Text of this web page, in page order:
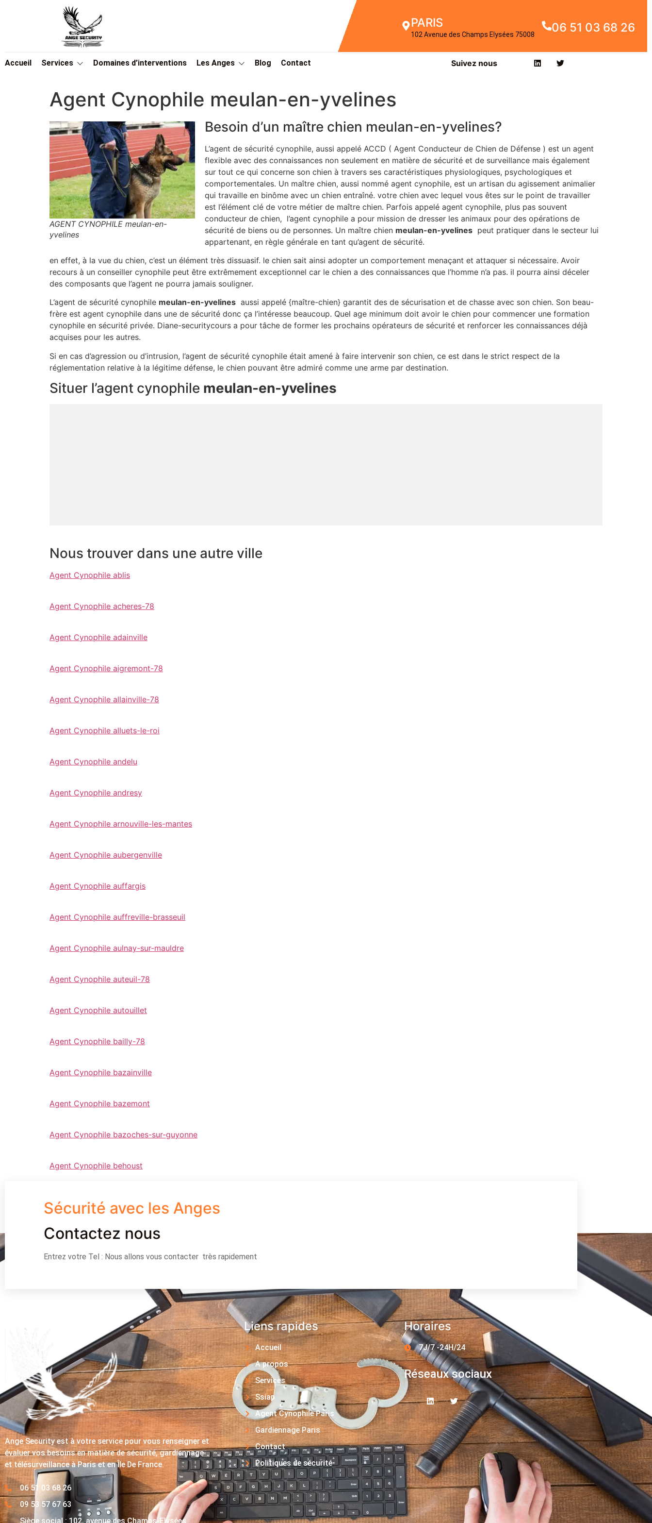
PARIS
102 Avenue des Champs Elysées 75008 06 51 03 68 26
Accueil Services Domaines d’interventions Les Anges Blog Contact Suivez nous
Agent Cynophile meulan-en-yvelines
AGENT CYNOPHILE meulan-en-
yvelines
Besoin d’un maître chien meulan-en-yvelines?
L’agent de sécurité cynophile, aussi appelé ACCD ( Agent Conducteur de Chien de Défense ) est un agent
flexible avec des connaissances non seulement en matière de sécurité et de surveillance mais également
sur tout ce qui concerne son chien à travers ses caractéristiques physiologiques, psychologiques et
comportementales. Un maître chien, aussi nommé agent cynophile, est un artisan du agissement animalier
qui travaille en binôme avec un chien entraîné. votre chien avec lequel vous êtes sur le point de travailler
est l’élément clé de votre métier de maître chien. Parfois appelé agent cynophile, plus pas souvent
conducteur de chien, l’agent cynophile a pour mission de dresser les animaux pour des opérations de
sécurité de biens ou de personnes. Un maître chien meulan-en-yvelines peut pratiquer dans le secteur lui
appartenant, en règle générale en tant qu’agent de sécurité.
en effet, à la vue du chien, c’est un élément très dissuasif. le chien sait ainsi adopter un comportement menaçant et attaquer si nécessaire. Avoir
recours à un conseiller cynophile peut être extrêmement exceptionnel car le chien a des connaissances que l’homme n’a pas. il pourra ainsi déceler
des composants que l’agent ne pourra jamais souligner.
L’agent de sécurité cynophile meulan-en-yvelines aussi appelé {maître-chien} garantit des de sécurisation et de chasse avec son chien. Son beau-
frère est agent cynophile dans une de sécurité donc ça l’intéresse beaucoup. Quel age minimum doit avoir le chien pour commencer une formation
cynophile en sécurité privée. Diane-securitycours a pour tâche de former les prochains opérateurs de sécurité et renforcer les connaissances déjà
acquises pour les autres.
Si en cas d’agression ou d’intrusion, l’agent de sécurité cynophile était amené à faire intervenir son chien, ce est dans le strict respect de la
réglementation relative à la légitime défense, le chien pouvant être admiré comme une arme par destination.
Situer l’agent cynophile meulan-en-yvelines
Nous trouver dans une autre ville
Agent Cynophile ablis
Agent Cynophile acheres-78
Agent Cynophile adainville
Agent Cynophile aigremont-78
Agent Cynophile allainville-78
Agent Cynophile alluets-le-roi
Agent Cynophile andelu
Agent Cynophile andresy
Agent Cynophile arnouville-les-mantes
Agent Cynophile aubergenville
Agent Cynophile auffargis
Agent Cynophile auffreville-brasseuil
Agent Cynophile aulnay-sur-mauldre
Agent Cynophile auteuil-78
Agent Cynophile autouillet
Agent Cynophile bailly-78
Agent Cynophile bazainville
Agent Cynophile bazemont
Agent Cynophile bazoches-sur-guyonne
Agent Cynophile behoust
Sécurité avec les Anges
Contactez nous
Entrez votre Tel : Nous allons vous contacter très rapidement
Ange Security est à votre service pour vous renseigner et
évaluer vos besoins en matière de sécurité, gardiennage
et télésurveillance à Paris et en Île De France.
06 51 03 68 26
09 53 57 67 63
Siège social : 102, avenue des Champs-Elysées
Liens rapides
Accueil
A propos
Services
Ssiap
Agent Cynophile Paris
Gardiennage Paris
Contact
Politiques de sécurité
Horaires
7J/7 -24H/24
Réseaux sociaux